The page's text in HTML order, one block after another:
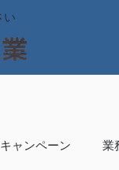
い
キャンペーン 業